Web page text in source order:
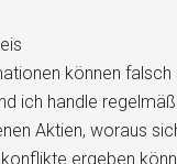
können falsch
ich handle
Aktien, woraus
ergeben